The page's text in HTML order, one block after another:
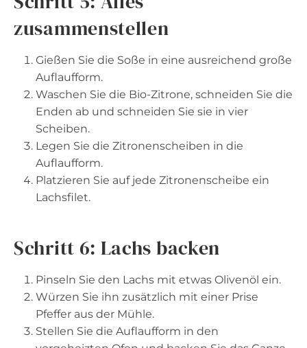
zusammenstellen
Gießen Sie die Soße in eine ausreichend große
Auflaufform.
Waschen Sie die Bio-Zitrone, schneiden Sie die
Enden ab und schneiden Sie sie in vier
Scheiben.
Legen Sie die Zitronenscheiben in die
Auflaufform.
Platzieren Sie auf jede Zitronenscheibe ein
Lachsfilet.
Schritt 6: Lachs backen
Pinseln Sie den Lachs mit etwas Olivenöl ein.
Würzen Sie ihn zusätzlich mit einer Prise
Pfeffer aus der Mühle.
Stellen Sie die Auflaufform in den